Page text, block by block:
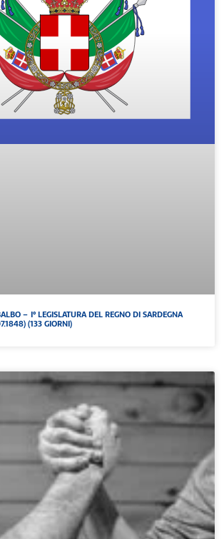
– I° LEGISLATURA DEL REGNO DI SARDEGNA
(133 GIORNI)